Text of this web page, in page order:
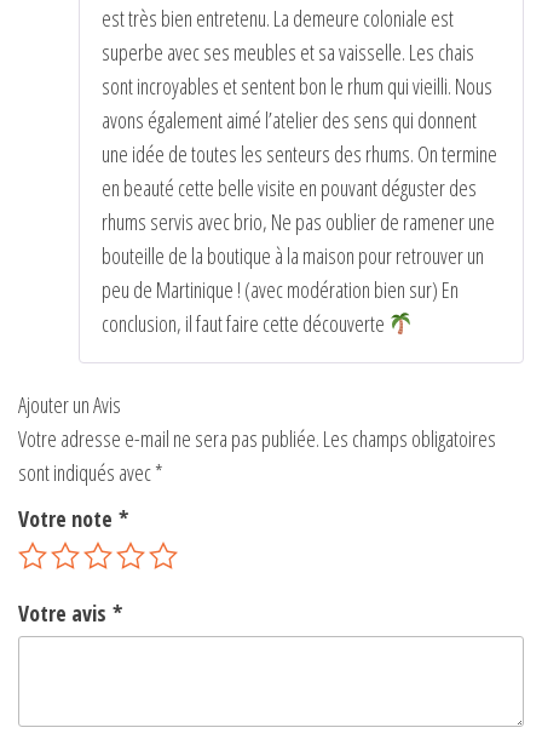
est très bien entretenu. La demeure coloniale est
superbe avec ses meubles et sa vaisselle. Les chais
sont incroyables et sentent bon le rhum qui vieilli. Nous
avons également aimé l’atelier des sens qui donnent
une idée de toutes les senteurs des rhums. On termine
en beauté cette belle visite en pouvant déguster des
rhums servis avec brio, Ne pas oublier de ramener une
bouteille de la boutique à la maison pour retrouver un
peu de Martinique ! (avec modération bien sur) En
conclusion, il faut faire cette découverte
Ajouter un Avis
Votre adresse e-mail ne sera pas publiée. Les champs obligatoires
sont indiqués avec*
Votre note *
Votre avis *